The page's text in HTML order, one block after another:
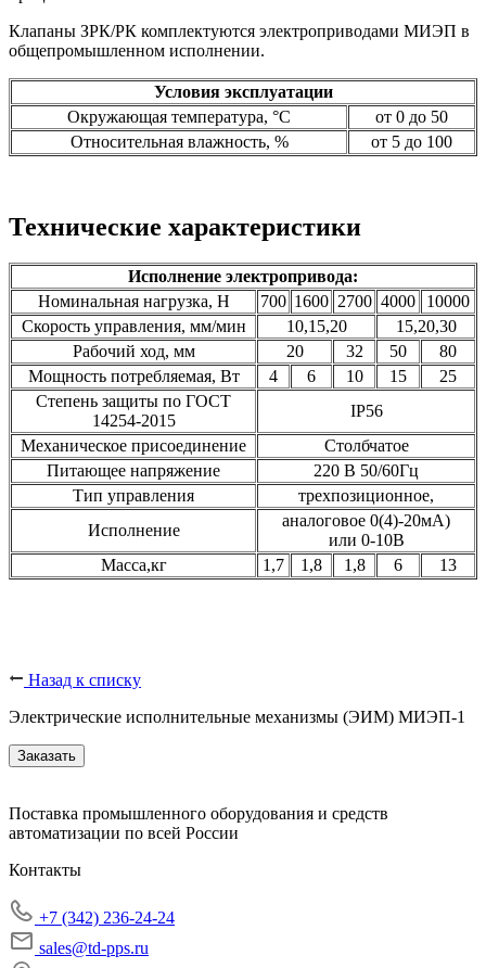
Кла­паны ЗРК/РК ком­плек­ту­ют­ся элек­троп­ри­вода­ми МИ­ЭП в
об­щепро­мыш­ленном ис­полне­нии.
Условия эксплуатации
Окружающая температура, °С
от 0 до 50
Относительная влажность, %
от 5 до 100
Технические характеристики
Исполнение электропривода:
Номинальная нагрузка, Н
700 1600 2700 4000
10000
Скорость управления, мм/мин
10,15,20
15,20,30
Рабочий ход, мм
20 32 50
80
Мощность потребляемая, Вт
4 6 10 15
25
Степень защиты по ГОСТ
14254-2015
IP56
Механическое присоединение
Столбчатое
Питающее напряжение
220 В 50/60Гц
Тип управления
трехпозиционное,
Исполнение
аналоговое 0(4)-20мА)
или 0-10В
Масса,кг
1,7 1,8 1,8 6 13
Назад к списку
Электрические исполнительные механизмы (ЭИМ) МИЭП-1
Заказать
Поставка промышленного оборудования и средств
автоматизации по всей России
Контакты
+7 (342) 236-24-24
sales@td-pps.ru